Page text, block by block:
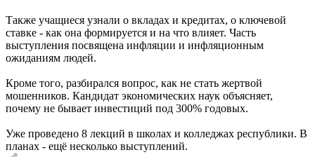
Также учащиеся узнали о вкладах и кредитах, о ключевой
ставке - как она формируется и на что влияет. Часть
выступления посвящена инфляции и инфляционным
ожиданиям людей.
Кроме того, разбирался вопрос, как не стать жертвой
мошенников. Кандидат экономических наук объясняет,
почему не бывает инвестиций под 300% годовых.
Уже проведено 8 лекций в школах и колледжах республики. В
планах - ещё несколько выступлений.